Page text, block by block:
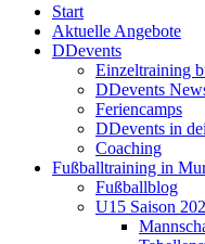
Start
Aktuelle Angebote
DDevents
Einzeltraining
DDevents
Feriencamps
DDevents in
Coaching
Fußballtraining in
Fußballblog
U15 Saison